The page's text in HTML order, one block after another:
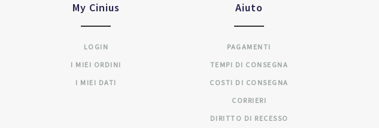
My Cinius
LOGIN
I MIEI ORDINI
I MIEI DATI
Aiuto
PAGAMENTI
TEMPI DI CONSEGNA
COSTI DI CONSEGNA
CORRIERI
DIRITTO DI RECESSO